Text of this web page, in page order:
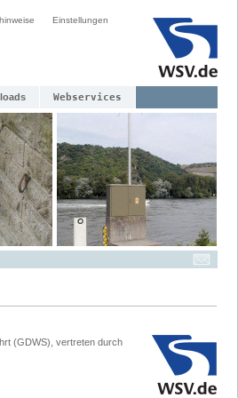
Einstellungen
Webservices
(GDWS), vertreten durch